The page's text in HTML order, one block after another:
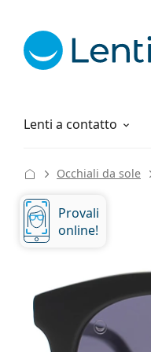
Lenti a contatto
Soluzioni
Tutto sugli acquisti
Occhiali da sole
Provali
online!